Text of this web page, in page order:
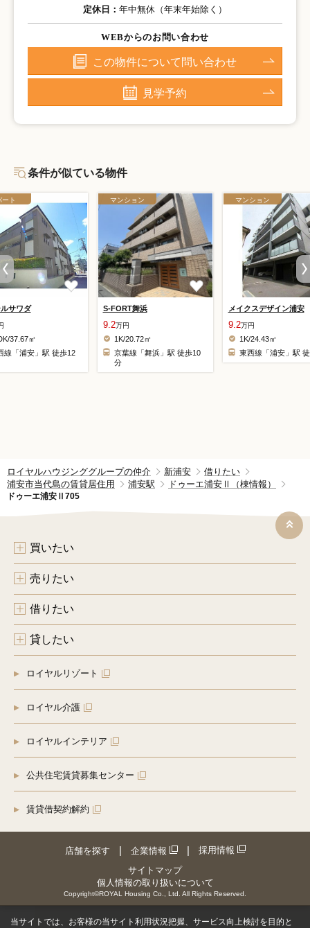
定休日： 年中無休（年末年始除く）
WEBからのお問い合わせ
この物件について問い合わせ
見学予約
条件が似ている物件
ート
サワダ
37.67㎡
線「浦安」駅 徒歩12
マンション
S-FORT舞浜
9.2万円
1K/20.72㎡
京葉線「舞浜」駅 徒歩10
分
マンション
メイクスデザイン浦安
9.2万円
1K/24.43㎡
東西線「浦安」駅
ロイヤルハウジンググループの仲介 新浦安
借りたい
浦安市当代島の賃貸居住用
浦安駅 ドゥーエ浦安Ⅱ（棟情報）
ドゥーエ浦安Ⅱ705
買いたい
売りたい
借りたい
貸したい
ロイヤルリゾート
ロイヤル介護
ロイヤルインテリア
公共住宅賃貸募集センター
賃貸借契約解約
店舗を探す 企業情報
採用情報
サイトマップ
個人情報の取り扱いについて
Copyright©ROYAL Housing Co., Ltd. All Rights Reserved.
当サイトでは、お客様の当サイト利用状況把握、サービス向上検討を目的と